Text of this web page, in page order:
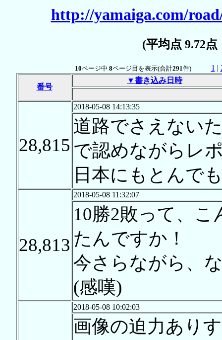
http://yamaiga.com/
(平均点 9.72
10ページ中 8ページ目を表示(合計291件) 1 |
番号
▼書き込み日時
28,815
2018-05-08 14:13:35
道路でさえない
で認めながらレ
日本にもとんで
28,813
2018-05-08 11:32:07
10勝2敗って、
たんですか！
今さらながら、
(感嘆)
2018-05-08 10:02:03
画像の迫力あり